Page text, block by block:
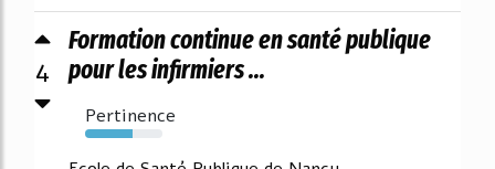
4
Formation continue en santé publique
pour les infirmiers ...
Pertinence
61%